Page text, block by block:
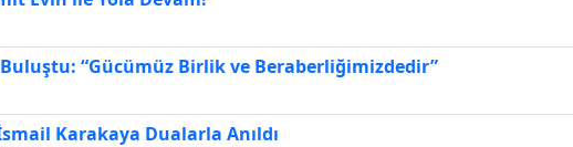
Buluştu: “Gücümüz Birlik ve Beraberliğimizdedir”
Karakaya Dualarla Anıldı